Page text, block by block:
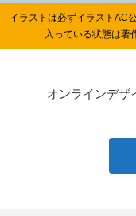
イラストは必ずイラストAC
入っている状態は著
オンラインデザ